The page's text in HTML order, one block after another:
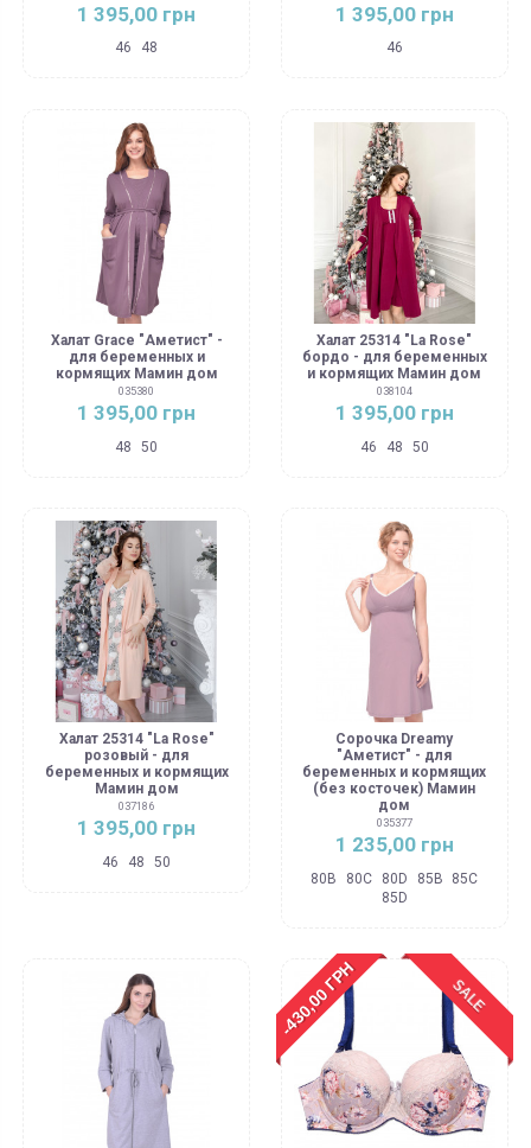
1 395,00 грн
46 48
1 395,00 грн
46
Халат Grace "Аметист" -
для беременных и
кормящих Мамин дом
035380
1 395,00 грн
48 50
Халат 25314 "La Rose"
бордо - для беременных
и кормящих Мамин дом
038104
1 395,00 грн
46 48 50
Халат 25314 "La Rose"
розовый - для
беременных и кормящих
Мамин дом
037186
1 395,00 грн
46 48 50
Сорочка Dreamy
"Аметист" - для
беременных и кормящих
(без косточек) Мамин
дом
035377
1 235,00 грн
80B 80C 80D 85B
85C
85D
SALE
-430,00 ГРН